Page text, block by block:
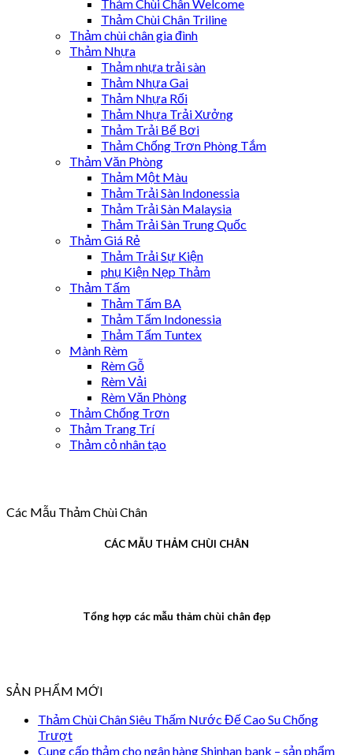
Thảm Chùi Chân Welcome
Thảm Chùi Chân Triline
Thảm chùi chân gia đình
Thảm Nhựa
Thảm nhựa trải sàn
Thảm Nhựa Gai
Thảm Nhựa Rối
Thảm Nhựa Trải Xưởng
Thảm Trải Bể Bơi
Thảm Chống Trơn Phòng Tắm
Thảm Văn Phòng
Thảm Một Màu
Thảm Trải Sàn Indonessia
Thảm Trải Sàn Malaysia
Thảm Trải Sàn Trung Quốc
Thảm Giá Rẻ
Thảm Trải Sự Kiện
phụ Kiện Nẹp Thảm
Thảm Tấm
Thảm Tấm BA
Thảm Tấm Indonessia
Thảm Tấm Tuntex
Mành Rèm
Rèm Gỗ
Rèm Vải
Rèm Văn Phòng
Thảm Chống Trơn
Thảm Trang Trí
Thảm cỏ nhân tạo
Các Mẫu Thảm Chùi Chân
CÁC MẪU THẢM CHÙI CHÂN
Tổng hợp các mẫu thảm chùi chân đẹp
SẢN PHẨM MỚI
Thảm Chùi Chân Siêu Thấm Nước Đế Cao Su Chống
Trượt
Cung cấp thảm cho ngân hàng Shinhan bank – sản phẩm